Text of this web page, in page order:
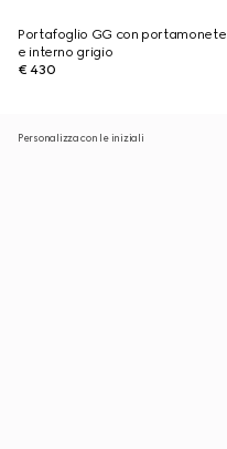
Portafoglio GG con portamonete
e interno grigio
€ 430
Personalizza con le iniziali